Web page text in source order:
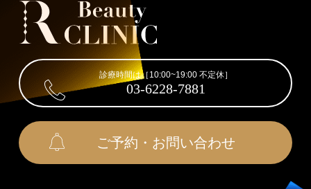
診療時間は［10:00~19:00 不定休］
03-6228-7881
ご予約・お問い合わせ